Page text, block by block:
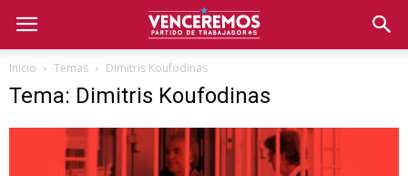
Inicio Temas Dimitris Koufodinas
Tema: Dimitris Koufodinas